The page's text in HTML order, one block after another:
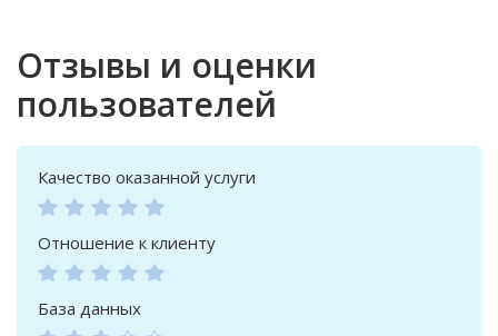
Отзывы и оценки
пользователей
Качество оказанной услуги
Отношение к клиенту
База данных